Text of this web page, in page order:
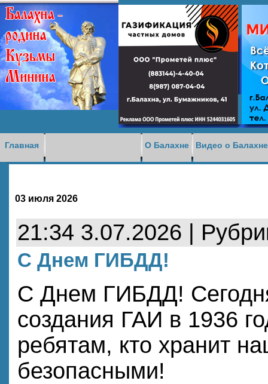
Главная О Балахне Видео о
03 июля 2026
21:34 3.07.2026 |
С Днем ГИБДД!
С Днем ГИБДД!
создания ГАИ в 1936
ребятам, кто хранит
безопасными!